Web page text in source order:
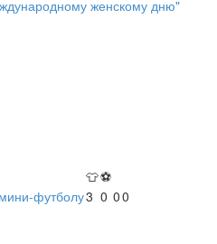
женскому дню"
👕⚽
футболу3 0 00